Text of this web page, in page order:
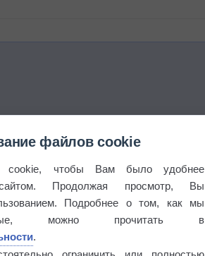
файлов cookie
чтобы Вам было удобнее
Продолжая просмотр, Вы
Подробнее о том, как мы
можно прочитать в
.